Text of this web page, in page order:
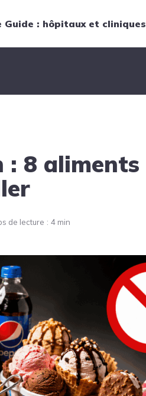
Guide : hôpitaux et cliniques
: 8 aliments
de lecture 4 min